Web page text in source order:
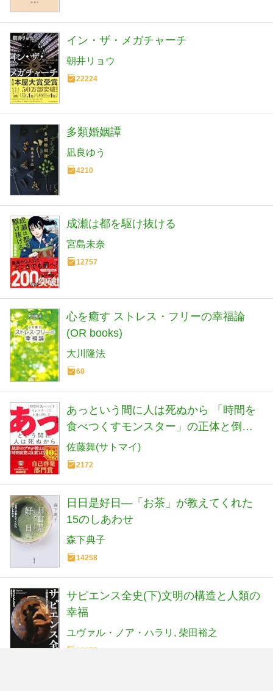
イン・ザ・メガチャーチ
朝井リョウ
22224
多類婚姻譚
凪良ゆう
4210
成瀬は都を駆け抜ける
宮島未奈
12757
心を癒す ストレス・フリーの幸福論
(OR books)
大川隆法
68
あっという間に人は死ぬから 「時間を
食べつくすモンスター」の正体と倒し
方
佐藤舞(サトマイ)
2172
日日是好日―「お茶」が教えてくれた
15のしあわせ
森下典子
14258
サピエンス全史(下)文明の構造と人類の
幸福
ユヴァル・ノア・ハラリ 柴田裕之
13175